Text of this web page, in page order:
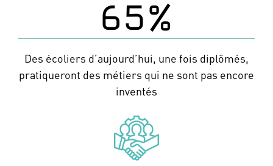
65%
Des écoliers d’aujourd’hui, une fois diplômés,
pratiqueront des métiers qui ne sont pas encore
inventés